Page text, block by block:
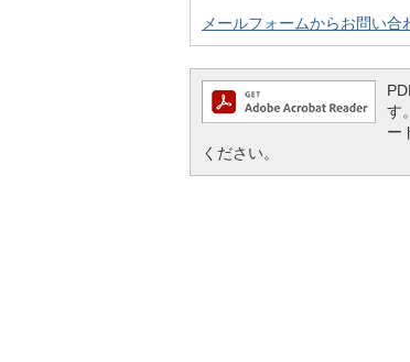
メールフォームからお問い合
す
ー
ください。